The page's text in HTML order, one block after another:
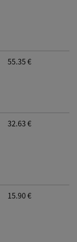
55.35 €
32.63 €
15.90 €